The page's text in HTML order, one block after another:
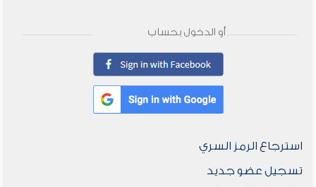
أو الدخول بحساب
استرجاع الرمز السري
تسجيل عضو جديد